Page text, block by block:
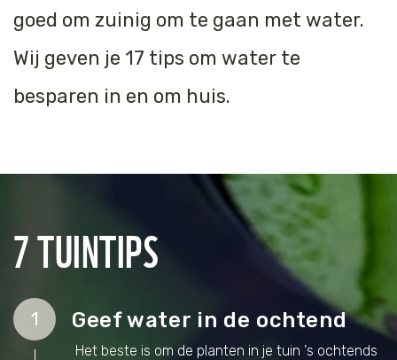
goed om zuinig om te gaan met water.
Wij geven je 17 tips om water te
besparen in en om huis.
7 TUINTIPS
1 Geef water in de ochtend
Het beste is om de planten in je tuin 's ochtends